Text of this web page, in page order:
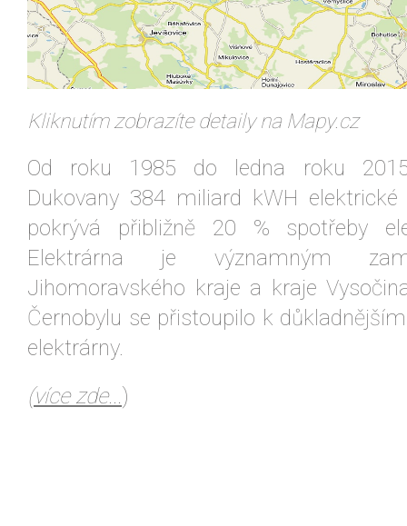
Kliknutím zobrazíte detaily na Mapy.cz
Od roku 1985 do ledna roku
Dukovany 384 miliard kWH elektrické
pokrývá přibližně 20 % spotřeby
Elektrárna je významným
Jihomoravského kraje a kraje
Černobylu se přistoupilo k
elektrárny.
(více zde...)